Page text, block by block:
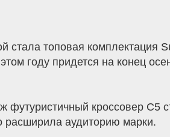
стала топовая комплектация
году придется на конец
кроссовер С5
расширила аудиторию марки.